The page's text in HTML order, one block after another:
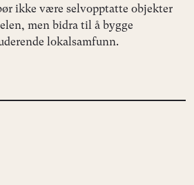
ikke være selvopptatte objekter
men bidra til å bygge
lokalsamfunn.